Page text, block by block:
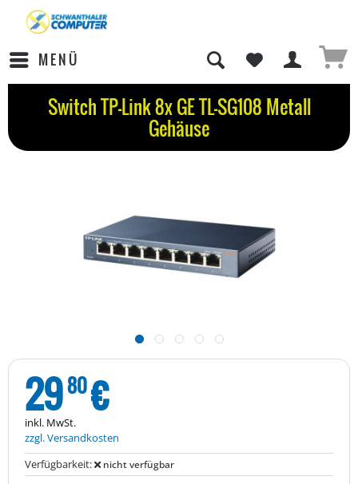
MENÜ
Switch TP-Link 8x GE TL-SG108 Metall
Gehäuse
2980€
inkl. MwSt.
zzgl. Versandkosten
Verfügbarkeit:
nicht verfügbar